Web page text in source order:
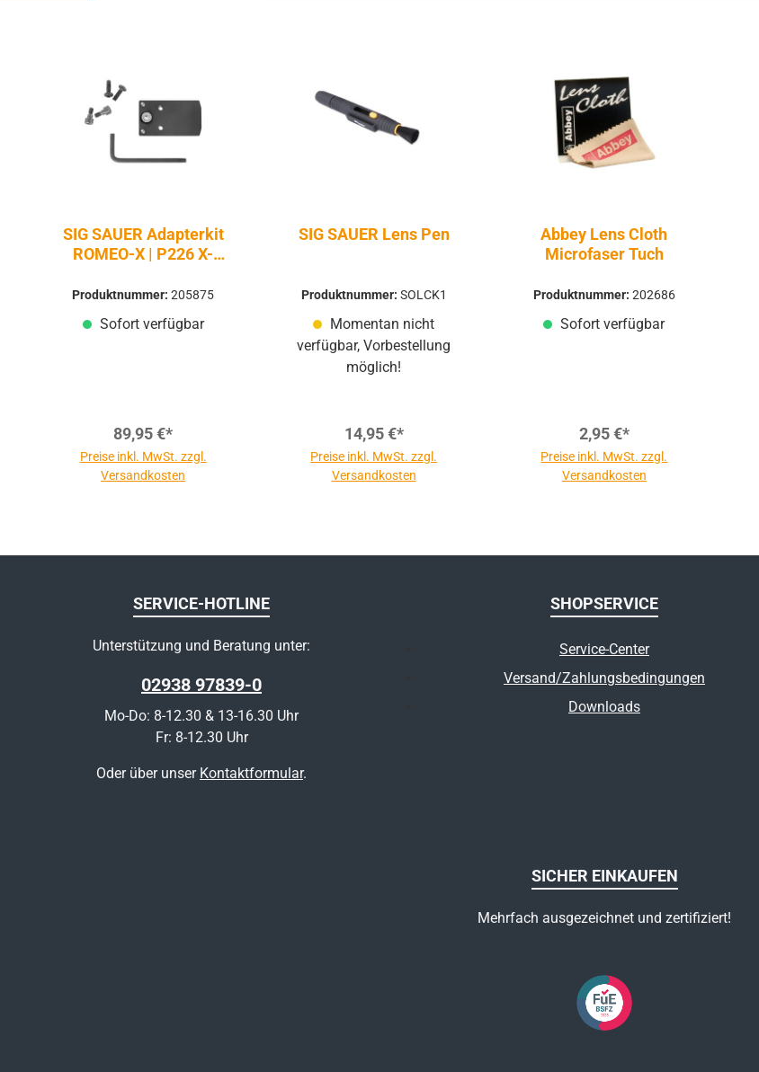
SIG SAUER Adapterkit
ROMEO-X | P226 X-
Produktnummer:205875
Sofort verfügbar
89,95 €*
Preise inkl. MwSt. zzgl.
Versandkosten
SIG SAUER Lens Pen
Produktnummer: SOLCK1
Momentan nicht
verfügbar, Vorbestellung
möglich!
14,95 €*
Preise inkl. MwSt. zzgl.
Versandkosten
Abbey Lens Cloth
Microfaser Tuch
Produktnummer: 202686
Sofort verfügbar
2,95 €*
Preise inkl. MwSt. zzgl.
Versandkosten
SERVICE-HOTLINE
Unterstützung und Beratung unter:
02938 97839-0
Mo-Do: 8-12.30 & 13-16.30 Uhr
Fr: 8-12.30 Uhr
Oder über unser Kontaktformular.
SHOPSERVICE
Service-Center
Versand/Zahlungsbedingungen
Downloads
SICHER EINKAUFEN
Mehrfach ausgezeichnet und zertifiziert!